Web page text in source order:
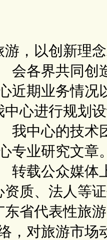
游，以创新理
会各界共同创
近期业务情况
中心进行规划
我中心的技术
专业研究文章
转载公众媒体
资质、法人等
东省代表性旅
，对旅游市场